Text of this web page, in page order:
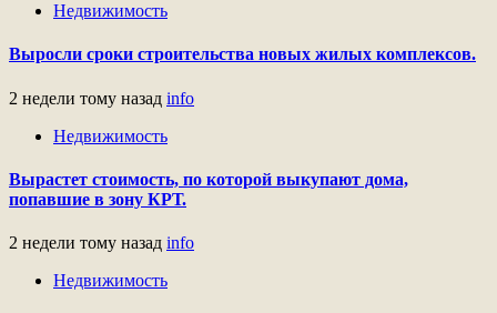
Недвижимость
Выросли сроки строительства новых жилых комплексов.
2 недели тому назад info
Недвижимость
Вырастет стоимость, по которой выкупают дома,
попавшие в зону КРТ.
2 недели тому назад info
Недвижимость